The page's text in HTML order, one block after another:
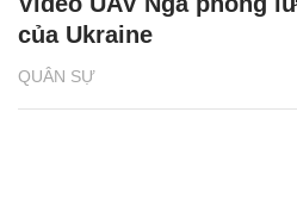
QUÂN SỰ
của Ukraine